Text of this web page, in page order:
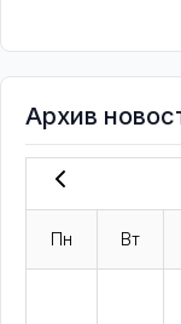
Архив
Пн Вт